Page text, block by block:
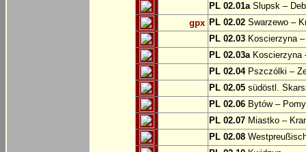
PL 02.01aSlupsk –
gpx PL 02.02 Swarzewo –
PL 02.03 Koscierzyna
PL 02.03aKoscierzyna
PL 02.04Pszczólki –
PL 02.05 südöstl.
PL 02.06 Bytów –
PL 02.07 Miastko –
PL 02.08